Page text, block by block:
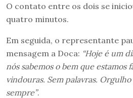
O contato entre os dois se
quatro minutos.
Em seguida, o representante
mensagem a Doca: “Hoje é um
nós sabemos o bem que estamos
vindouras. Sem palavras.
sempre”.